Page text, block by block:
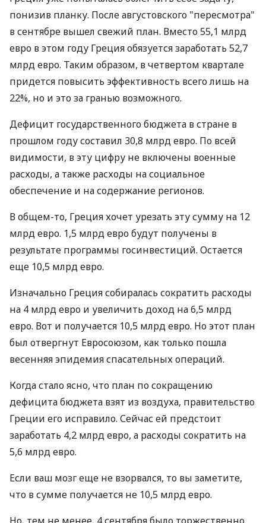
понизив планку. После августовского "пересмотра"
в сентябре вышел свежий план. Вместо 55,1 млрд
евро в этом году Греция обязуется заработать 52,7
млрд евро. Таким образом, в четвертом квартале
придется повысить эффективность всего лишь на
22%, но и это за гранью возможного.
Дефицит государственного бюджета в стране в
прошлом году составил 30,8 млрд евро. По всей
видимости, в эту цифру не включены военные
расходы, а также расходы на социальное
обеспечение и на содержание регионов.
В общем-то, Греция хочет урезать эту сумму на 12
млрд евро. 1,5 млрд евро будут получены в
результате программы госинвестиций. Остается
еще 10,5 млрд евро.
Изначально Греция собиралась сократить расходы
на 4 млрд евро и увеличить доход на 6,5 млрд
евро. Вот и получается 10,5 млрд евро. Но этот план
был отвергнут Евросоюзом, как только пошла
весенняя эпидемия спасательных операций.
Когда стало ясно, что план по сокращению
дефицита бюджета взят из воздуха, правительство
Греции его исправило. Сейчас ей предстоит
заработать 4,2 млрд евро, а расходы сократить на
5,6 млрд евро.
Если ваш мозг еще не взорвался, то вы заметите,
что в сумме получается не 10,5 млрд евро.